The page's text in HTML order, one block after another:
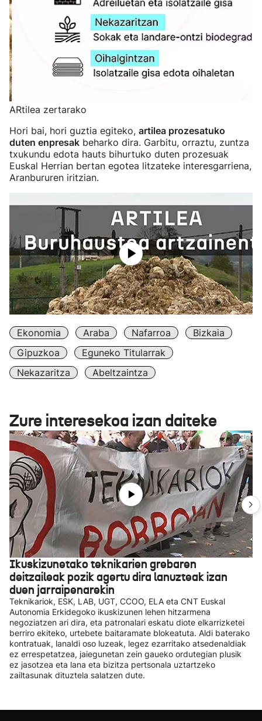
ARtilea zertarako
Hori bai, hori guztia egiteko, artilea prozesatuko
duten enpresak beharko dira. Garbitu, orraztu, zuntza
txukundu edota hauts bihurtuko duten prozesuak
Euskal Herrian bertan egotea litzateke interesgarriena,
Aranbururen iritzian.
Ekonomia Araba Nafarroa
Bizkaia
Gipuzkoa
Eguneko Titularrak
Nekazaritza
Abeltzaintza
Zure interesekoa izan daiteke
Ikuskizunetako teknikarien grebaren
deitzaileak pozik agertu dira lanuzteak izan
duen jarraipenarekin
Teknikariok, ESK, LAB, UGT, CCOO, ELA eta CNT Euskal
Autonomia Erkidegoko ikuskizunen lehen hitzarmena
negoziatzen ari dira, eta patronalari eskatu diote elkarrizketei
berriro ekiteko, urtebete baitaramate blokeatuta. Aldi baterako
kontratuak, lanaldi oso luzeak, legez ezarritako atsedenaldiak
ez errespetatzea, jaiegunetan zein gaueko ordutegian plusik
ez jasotzea eta lana eta bizitza pertsonala uztartzeko
zailtasunak dituztela salatzen dute.